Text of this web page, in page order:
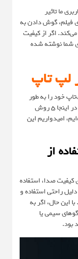
تاثیر
گوش دادن به
اگر از کیفیت
نوشته شده
تاپ
خود را به طور
چشمگیری بهبود ببخشید، پس با ما همراه باشید. در اینجا ۵ روش
امیدواریم این
از
صدا، استفاده
راحتی استفاده و
حال، اگر به
سیمی یا